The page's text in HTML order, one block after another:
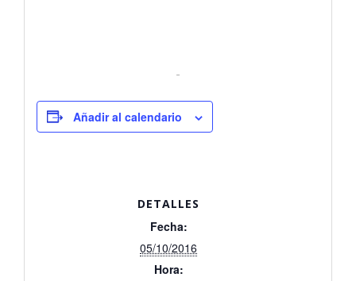
Añadir al calendario
DETALLES
Fecha:
05/10/2016
Hora: